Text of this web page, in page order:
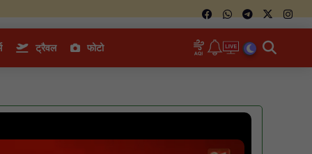
ट्रैवल फोटो